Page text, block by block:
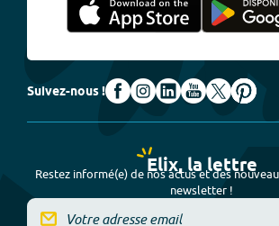
Suivez-nous !
Elix, la lettre
Restez informé(e) de nos actus et des
newsletter !